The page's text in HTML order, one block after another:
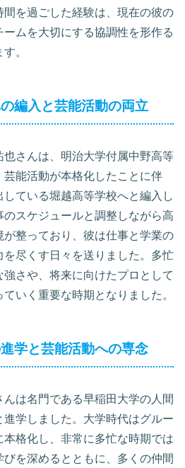
を過ごした経験は、現在の彼の
ムを大切にする協調性を形作る
。
編入と芸能活動の両立
さんは、明治大学付属中野高等
能活動が本格化したことに伴
ている堀越高等学校へと編入し
のスケジュールと調整しながら高
整っており、彼は仕事と学業の
を尽くす日々を送りました。多忙
さや、将来に向けたプロとして
いく重要な時期となりました。
学と芸能活動への専念
は名門である早稲田大学の人間
学しました。大学時代はグルー
格化し、非常に多忙な時期では
を深めるとともに、多くの仲間